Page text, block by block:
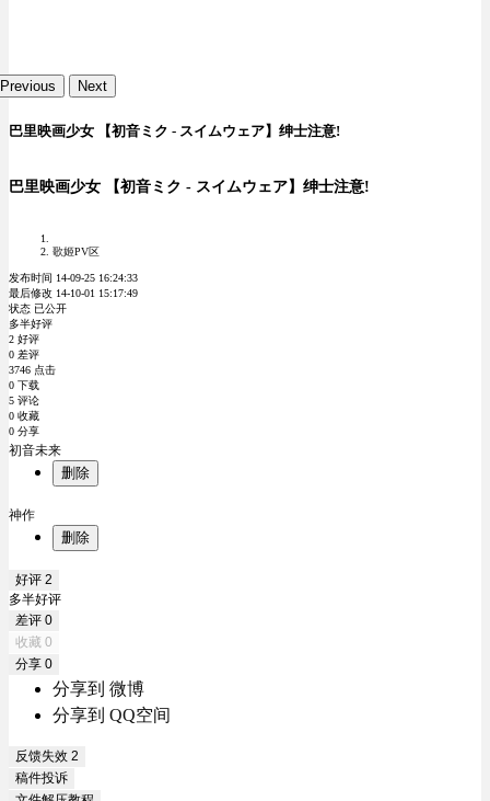
Previous Next
巴里映画少女 【初音ミク - スイムウェア】绅士注意!
巴里映画少女 【初音ミク - スイムウェア】绅士注意!
歌姬PV区
发布时间 14-09-25 16:24:33
最后修改 14-10-01 15:17:49
状态 已公开
多半好评
2 好评
0 差评
3746 点击
0 下载
5 评论
0 收藏
0 分享
初音未来
删除
神作
删除
好评 2
多半好评
差评 0
收藏 0
分享 0
分享到 微博
分享到 QQ空间
反馈失效 2
稿件投诉